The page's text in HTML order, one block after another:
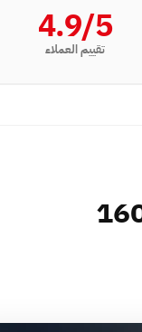
4.9/5
تقييم العملاء